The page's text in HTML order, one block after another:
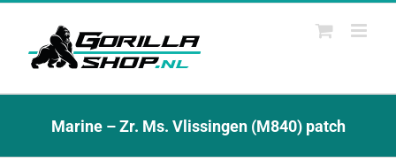
Ga
Marine – Zr. Ms. Vlissingen (M840) patch